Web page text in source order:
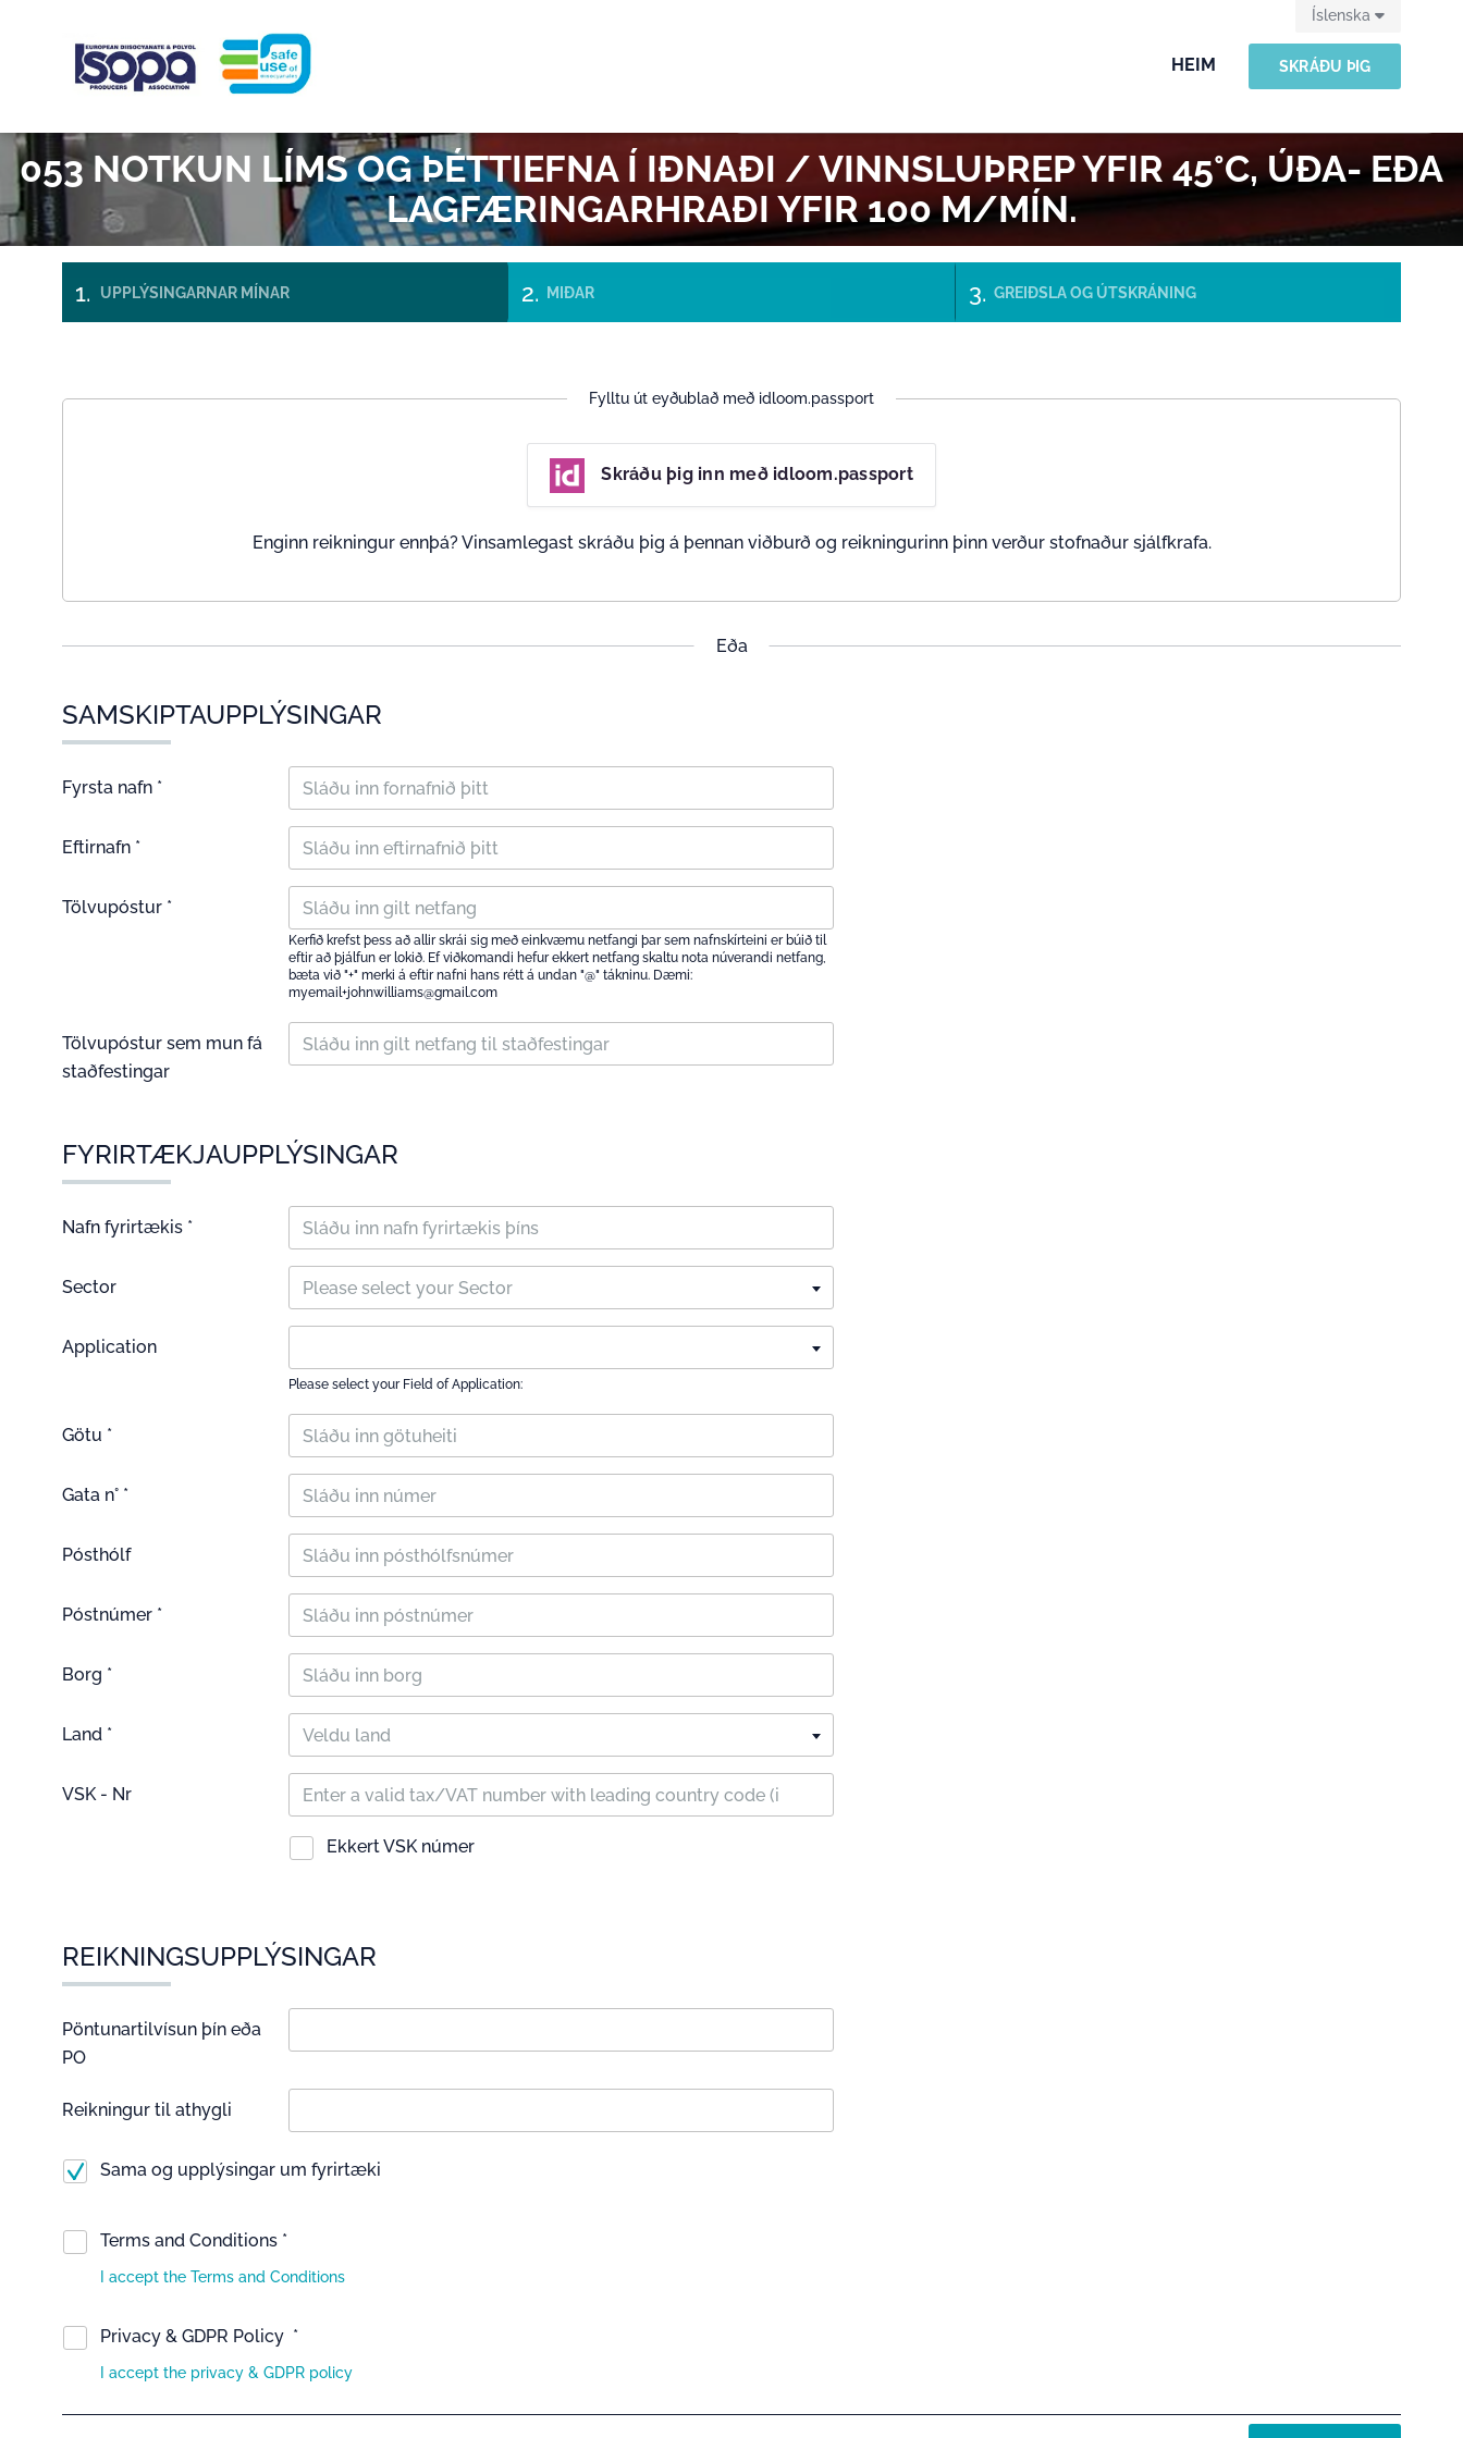
ISOPA-AISBL HEIM SKRÁÐU ÞIG
Íslenska
053 NOTKUN LÍMS OG ÞÉTTIEFNA Í IÐNAÐI / VINNSLUÞREP YFIR 45°C, ÚÐA- EÐA
LAGFÆRINGARHRAÐI YFIR 100 M/MÍN.
UPPLÝSINGARNAR MÍNAR MIÐAR GREIÐSLA OG ÚTSKRÁNING
Fylltu út eyðublað með idloom.passport
Skráðu þig inn með idloom.passport
Enginn reikningur ennþá? Vinsamlegast skráðu þig á þennan viðburð og reikningurinn þinn verður stofnaður sjálfkrafa.
Eða
SAMSKIPTAUPPLÝSINGAR
Fyrsta nafn *
Eftirnafn *
Tölvupóstur *
Kerfið krefst þess að allir skrái sig með einkvæmu netfangi þar sem nafnskírteini er búið til
eftir að þjálfun er lokið. Ef viðkomandi hefur ekkert netfang skaltu nota núverandi netfang,
bæta við "+" merki á eftir nafni hans rétt á undan "@" tákninu. Dæmi:
myemail+johnwilliams@gmail.com
Tölvupóstur sem mun fá
staðfestingar
FYRIRTÆKJAUPPLÝSINGAR
Nafn fyrirtækis *
Sector Please select your Sector
Application
Please select your Field of Application:
Götu *
Gata n° *
Pósthólf
Póstnúmer *
Borg *
Land * Veldu land
VSK - Nr
Ekkert VSK númer
REIKNINGSUPPLÝSINGAR
Pöntunartilvísun þín eða
PO
Reikningur til athygli
Sama og upplýsingar um fyrirtæki
Terms and Conditions *
I accept the Terms and Conditions
Privacy & GDPR Policy *
I accept the privacy & GDPR policy
ALLT Í LAGI